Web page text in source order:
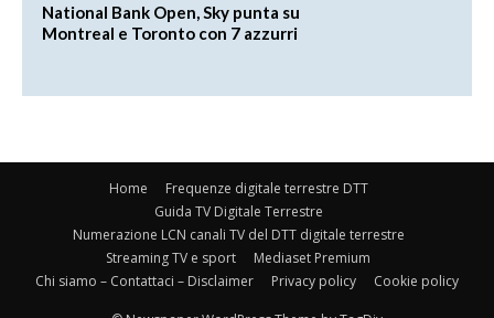
National Bank Open, Sky punta su
Montreal e Toronto con 7 azzurri
Home
Frequenze digitale terrestre DTT
Guida TV Digitale Terrestre
Numerazione LCN canali TV del DTT digitale terrestre
Streaming TV e sport
Mediaset Premium
Chi siamo – Contattaci – Disclaimer
Privacy policy Cookie policy